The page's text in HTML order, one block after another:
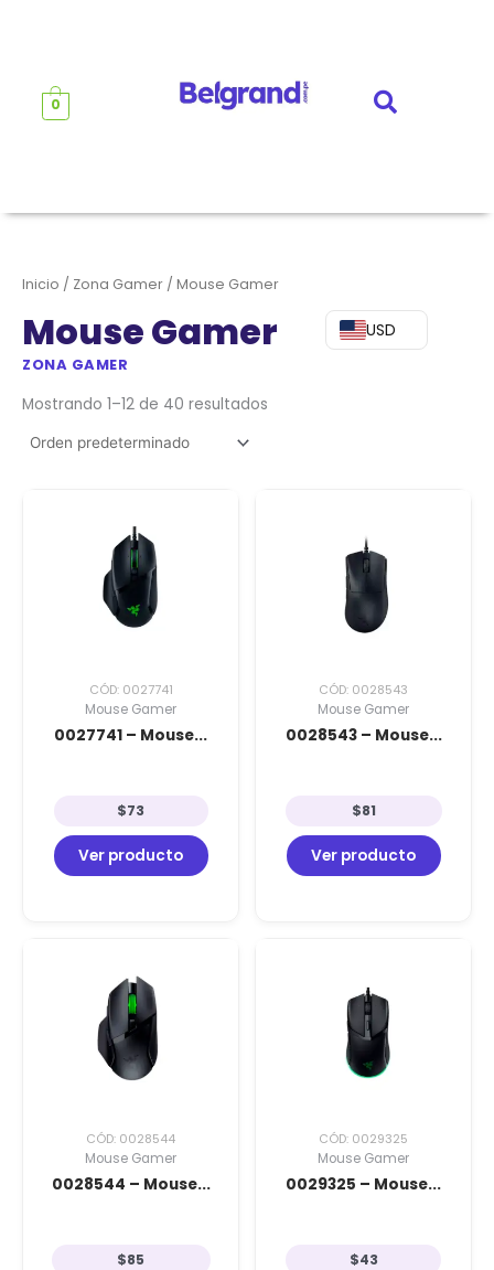
0
USD
Inicio / Zona Gamer / Mouse Gamer
Mouse Gamer
ZONA GAMER
Mostrando 1–12 de 40 resultados
CÓD: 0027741
Mouse Gamer
0027741 – Mouse...
$73
Ver producto
CÓD: 0028543
Mouse Gamer
0028543 – Mouse...
$81
Ver producto
CÓD: 0028544
Mouse Gamer
0028544 – Mouse...
$85
CÓD: 0029325
Mouse Gamer
0029325 – Mouse...
$43